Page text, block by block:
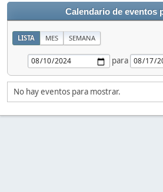
Calendario de eventos
LISTA MES SEMANA
para
No hay eventos para mostrar.